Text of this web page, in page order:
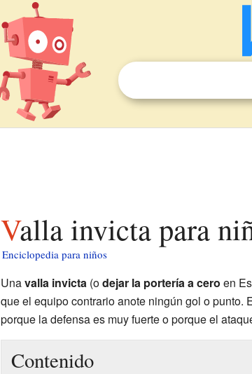
Valla invicta para
Enciclopedia para niños
Unavalla invicta(odejar la portería a cero en
que el equipo contrario anote ningún gol o punto.
porque la defensa es muy fuerte o porque el
Contenido